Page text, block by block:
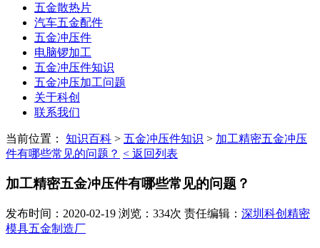
五金散热片
汽车五金配件
五金冲压件
电脑锣加工
五金冲压件知识
五金冲压加工问题
关于科创
联系我们
当前位置： 知识百科 > 五金冲压件知识 > 加工精密五金冲压
件有哪些常见的问题？ < 返回列表
加工精密五金冲压件有哪些常见的问题？
发布时间：2020-02-19 浏览：334次 责任编辑： 深圳科创精密
模具五金制造厂